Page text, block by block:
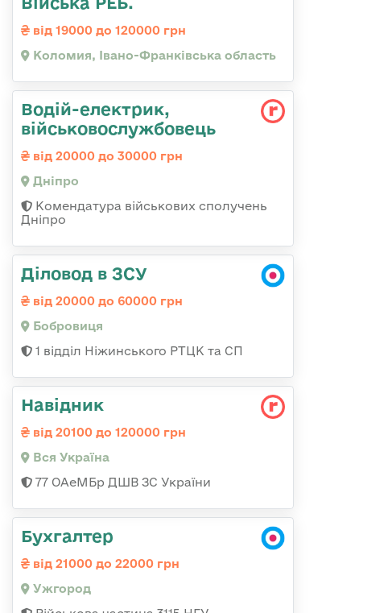
від 19000 до 120000 грн
Коломия, Івано-Франківська область
Водій-електрик,
військовослужбовець
від 20000 до 30000 грн
Дніпро
Комендатура військових сполучень
Дніпро
Діловод в ЗСУ
від 20000 до 60000 грн
Бобровиця
1 відділ Ніжинського РТЦК та СП
Навідник
від 20100 до 120000 грн
Вся Україна
77 ОАеМБр ДШВ ЗС України
Бухгалтер
від 21000 до 22000 грн
Ужгород